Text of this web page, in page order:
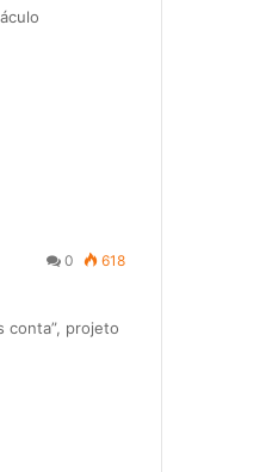
0 618
conta”, projeto